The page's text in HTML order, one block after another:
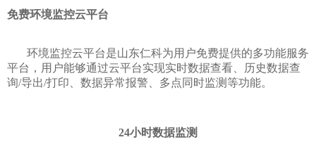
免费环境监控云平台
环境监控云平台是山东仁科为用户免费提供的多功能服务
平台，用户能够通过云平台实现实时数据查看、历史数据查
询/导出/打印、数据异常报警、多点同时监测等功能。
24小时数据监测